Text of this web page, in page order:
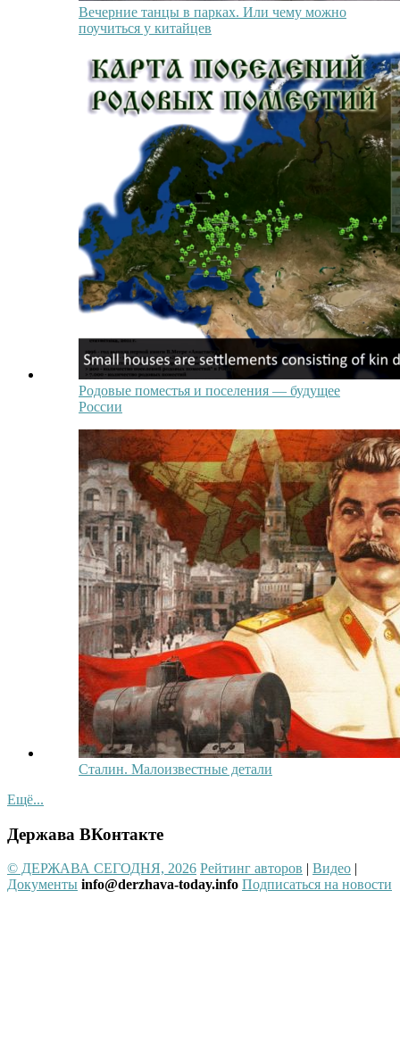
Вечерние танцы в парках. Или чему можно
поучиться у китайцев
Родовые поместья и поселения — будущее
России
Сталин. Малоизвестные детали
Ещё...
Держава ВКонтакте
© ДЕРЖАВА СЕГОДНЯ, 2026 Рейтинг авторов Видео
Документы info@derzhava-today.info Подписаться на новости